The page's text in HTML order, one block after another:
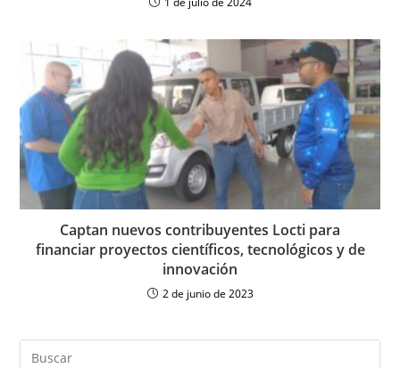
Captan nuevos contribuyentes Locti para
financiar proyectos científicos, tecnológicos y de
innovación
2 de junio de 2023